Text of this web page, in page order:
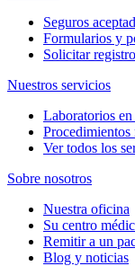
Seguros
Formularios y
Solicitar
Nuestros servicios
Laboratorios
Procedimientos
Ver todos los
Sobre nosotros
Nuestra oficina
Su centro
Remitir a un
Blog y noticias